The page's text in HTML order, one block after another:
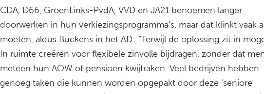
CDA, D66, GroenLinks-PvdA, VVD en JA21 benoemen langer
doorwerken in hun verkiezingsprogramma’s, maar dat klinkt vaak
moeten, aldus Buckens in het AD.. “Terwijl de oplossing zit in
In ruimte creëren voor flexibele zinvolle bijdragen, zonder dat
meteen hun AOW of pensioen kwijtraken. Veel bedrijven hebben
genoeg taken die kunnen worden opgepakt door deze ‘seniore